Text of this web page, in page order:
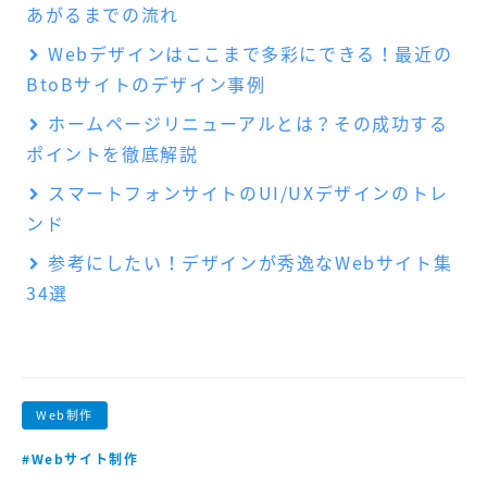
Web制作
#Webサイト制作
あがるまでの流れ
Webデザインはここまで多彩にできる！最近の
BtoBサイトのデザイン事例
ホームページリニューアルとは？その成功する
ポイントを徹底解説
スマートフォンサイトのUI/UXデザインのトレ
ンド
参考にしたい！デザインが秀逸なWebサイト集
34選